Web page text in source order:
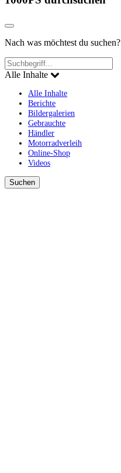
Nach was möchtest du suchen?
Alle Inhalte
Alle Inhalte
Berichte
Bildergalerien
Gebrauchte
Händler
Motorradverleih
Online-Shop
Videos
Suchen